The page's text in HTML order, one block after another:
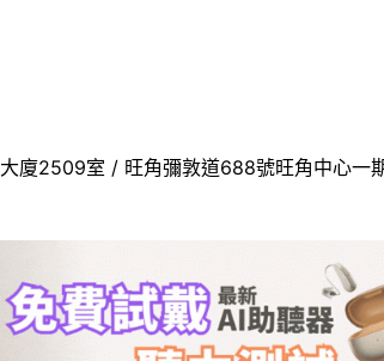
廈2509室 / 旺角彌敦道688號旺角中心一